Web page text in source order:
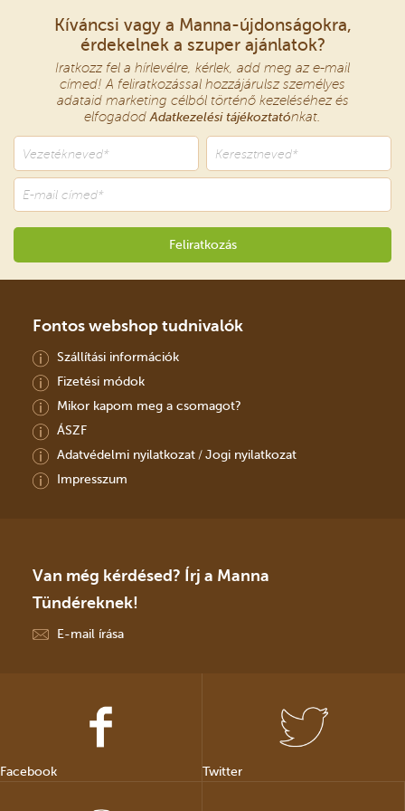
Kíváncsi vagy a Manna-újdonságokra,
érdekelnek a szuper ajánlatok?
Iratkozz fel a hírlevélre, kérlek, add meg az e-mail
címed! A feliratkozással hozzájárulsz személyes
adataid marketing célból történő kezeléséhez és
elfogadodAdatkezelési tájékoztatónkat.
Fontos webshop tudnivalók
Szállítási információk
Fizetési módok
Mikor kapom meg a csomagot?
ÁSZF
Adatvédelmi nyilatkozat/ Jogi nyilatkozat
Impresszum
Van még kérdésed? Írj a Manna
Tündéreknek!
E-mail írása
Facebook Twitter